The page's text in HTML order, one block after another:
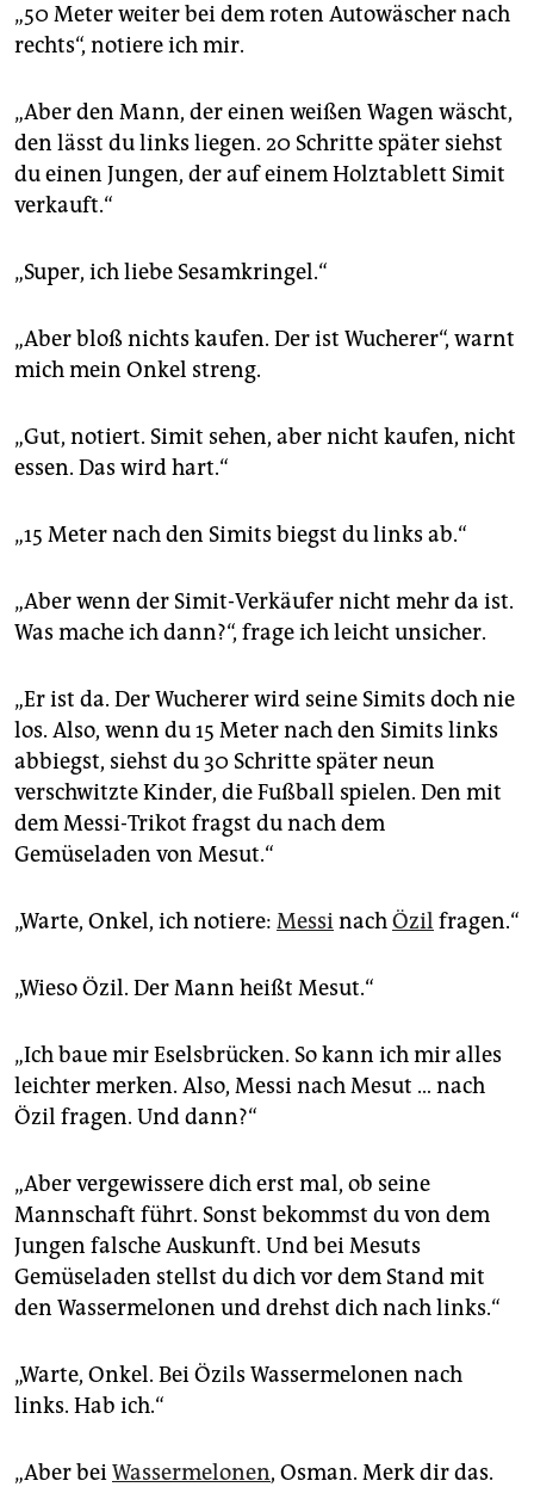
„50 Meter weiter bei dem roten Autowäscher nach
rechts“, notiere ich mir.
„Aber den Mann, der einen weißen Wagen wäscht,
den lässt du links liegen. 20 Schritte später siehst
du einen Jungen, der auf einem Holztablett Simit
verkauft.“
„Super, ich liebe Sesamkringel.“
„Aber bloß nichts kaufen. Der ist Wucherer“, warnt
mich mein Onkel streng.
„Gut, notiert. Simit sehen, aber nicht kaufen, nicht
essen. Das wird hart.“
„15 Meter nach den Simits biegst du links ab.“
„Aber wenn der Simit-Verkäufer nicht mehr da ist.
Was mache ich dann?“, frage ich leicht unsicher.
„Er ist da. Der Wucherer wird seine Simits doch nie
los. Also, wenn du 15 Meter nach den Simits links
abbiegst, siehst du 30 Schritte später neun
verschwitzte Kinder, die Fußball spielen. Den mit
dem Messi-Trikot fragst du nach dem
Gemüseladen von Mesut.“
„Warte, Onkel, ich notiere: MessinachÖzil fragen.“
„Wieso Özil. Der Mann heißt Mesut.“
„Ich baue mir Eselsbrücken. So kann ich mir alles
leichter merken. Also, Messi nach Mesut … nach
Özil fragen. Und dann?“
„Aber vergewissere dich erst mal, ob seine
Mannschaft führt. Sonst bekommst du von dem
Jungen falsche Auskunft. Und bei Mesuts
Gemüseladen stellst du dich vor dem Stand mit
den Wassermelonen und drehst dich nach links.“
„Warte, Onkel. Bei Özils Wassermelonen nach
links. Hab ich.“
„Aber beiWassermelonen, Osman. Merk dir das.